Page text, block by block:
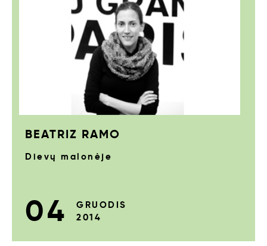
BEATRIZ RAMO
Dievų malonėje
04
GRUODIS
2014